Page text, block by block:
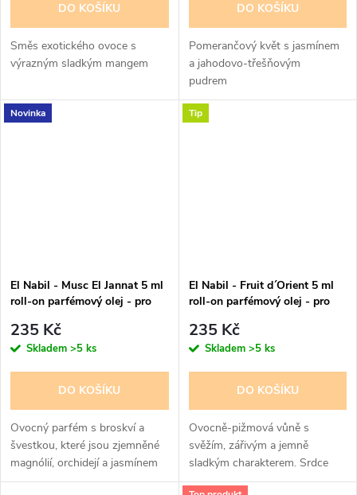
DO KOŠÍKU
Směs exotického ovoce s
výrazným sladkým mangem
DO KOŠÍKU
Pomerančový květ s jasmínem
a jahodovo-třešňovým
pudrem
Novinka
El Nabil - Musc El Jannat 5 ml
roll-on parfémový olej - pro
235 Kč
Skladem >5 ks
DO KOŠÍKU
Ovocný parfém s broskví a
švestkou, které jsou zjemněné
magnólií, orchidejí a jasmínem
na lehkém dřevitém základě
Tip
El Nabil - Fruit d´Orient 5 ml
roll-on parfémový olej - pro
235 Kč
Skladem >5 ks
DO KOŠÍKU
Ovocně-pižmová vůně s
svěžím, zářivým a jemně
sladkým charakterem. Srdce
parfému tvoří akordy